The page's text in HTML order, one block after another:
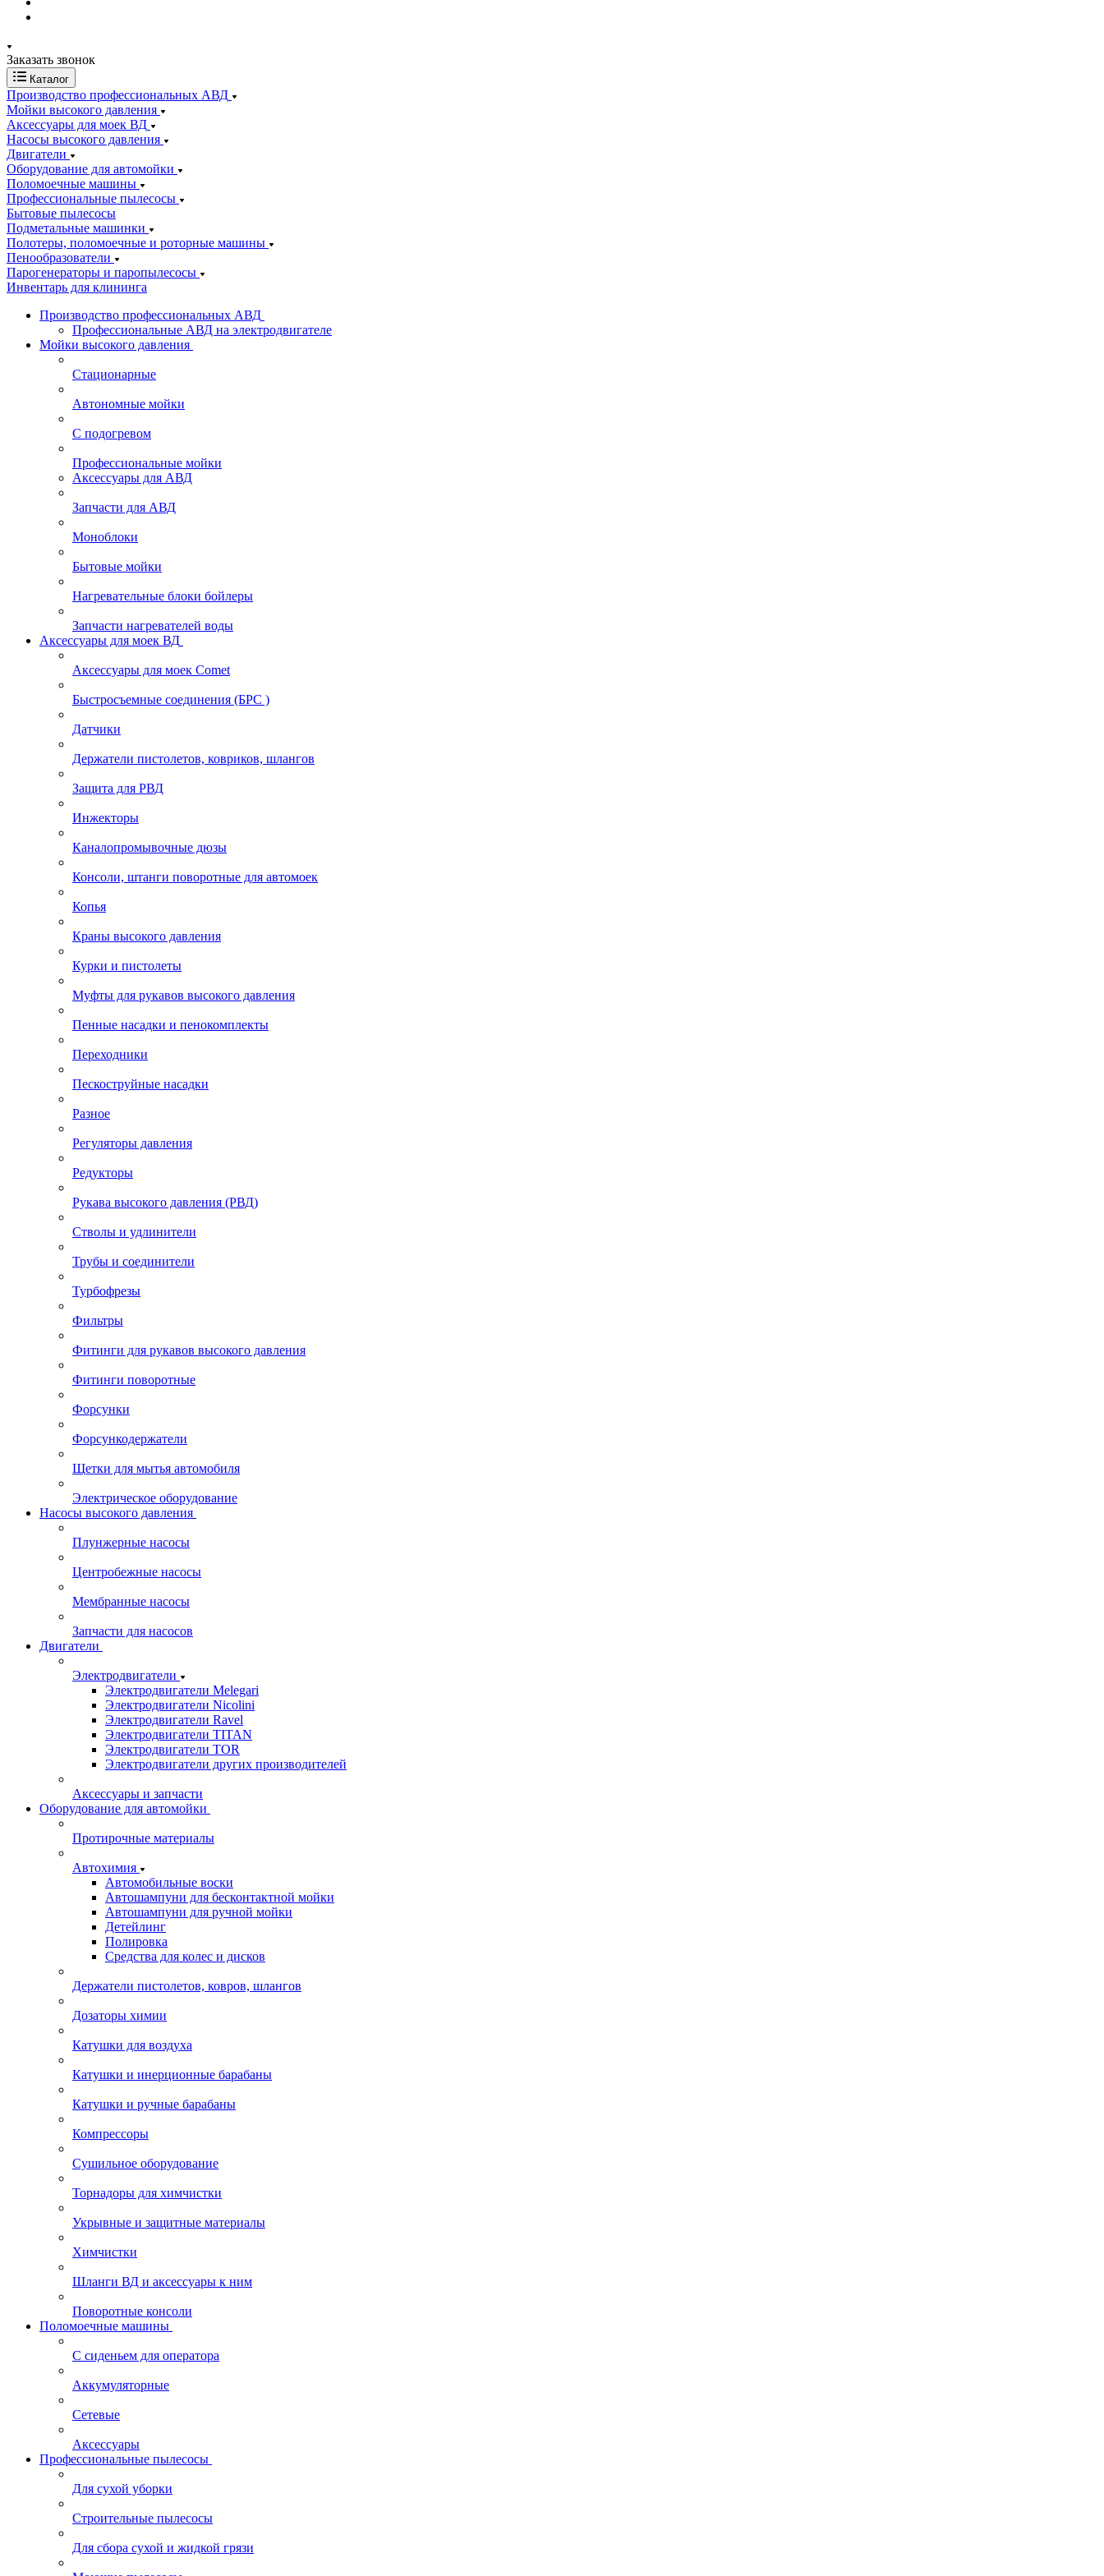
Заказать звонок
Каталог
Производство профессиональных АВД
Мойки высокого давления
Аксессуары для моек ВД
Насосы высокого давления
Двигатели
Оборудование для автомойки
Поломоечные машины
Профессиональные пылесосы
Бытовые пылесосы
Подметальные машинки
Полотеры, поломоечные и роторные машины
Пенообразователи
Парогенераторы и паропылесосы
Инвентарь для клининга
Производство профессиональных АВД
Профессиональные АВД на электродвигателе
Мойки высокого давления
Стационарные
Автономные мойки
С подогревом
Профессиональные мойки
Аксессуары для АВД
Запчасти для АВД
Моноблоки
Бытовые мойки
Нагревательные блоки бойлеры
Запчасти нагревателей воды
Аксессуары для моек ВД
Аксессуары для моек Comet
Быстросъемные соединения (БРС )
Датчики
Держатели пистолетов, ковриков, шлангов
Защита для РВД
Инжекторы
Каналопромывочные дюзы
Консоли, штанги поворотные для автомоек
Копья
Краны высокого давления
Курки и пистолеты
Муфты для рукавов высокого давления
Пенные насадки и пенокомплекты
Переходники
Пескоструйные насадки
Разное
Регуляторы давления
Редукторы
Рукава высокого давления (РВД)
Стволы и удлинители
Трубы и соединители
Турбофрезы
Фильтры
Фитинги для рукавов высокого давления
Фитинги поворотные
Форсунки
Форсункодержатели
Щетки для мытья автомобиля
Электрическое оборудование
Насосы высокого давления
Плунжерные насосы
Центробежные насосы
Мембранные насосы
Запчасти для насосов
Двигатели
Электродвигатели
Электродвигатели Melegari
Электродвигатели Nicolini
Электродвигатели Ravel
Электродвигатели TITAN
Электродвигатели TOR
Электродвигатели других производителей
Аксессуары и запчасти
Оборудование для автомойки
Протирочные материалы
Автохимия
Автомобильные воски
Автошампуни для бесконтактной мойки
Автошампуни для ручной мойки
Детейлинг
Полировка
Средства для колес и дисков
Держатели пистолетов, ковров, шлангов
Дозаторы химии
Катушки для воздуха
Катушки и инерционные барабаны
Катушки и ручные барабаны
Компрессоры
Сушильное оборудование
Торнадоры для химчистки
Укрывные и защитные материалы
Химчистки
Шланги ВД и аксессуары к ним
Поворотные консоли
Поломоечные машины
С сиденьем для оператора
Аккумуляторные
Сетевые
Аксессуары
Профессиональные пылесосы
Для сухой уборки
Строительные пылесосы
Для сбора сухой и жидкой грязи